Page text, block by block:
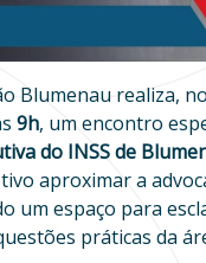
Blumenau realiza,
9h, um encontro
do INSS de
aproximar a
um espaço para
práticas da